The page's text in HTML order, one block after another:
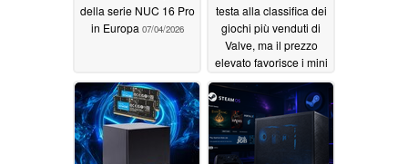
della serie NUC 16 Pro
in Europa 07/04/2026
testa alla classifica dei
giochi più venduti di
Valve, ma il prezzo
elevato favorisce i mini
PC07/03/2026